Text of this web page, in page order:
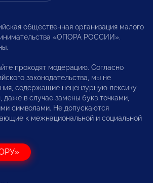
общественная организация малого
«ОПОРА РОССИИ».
проходят модерацию. Согласно
законодательства, мы не
содержащие нецензурную лексику
даже в случае замены букв точками,
символами. Не допускаются
к межнациональной и социальной